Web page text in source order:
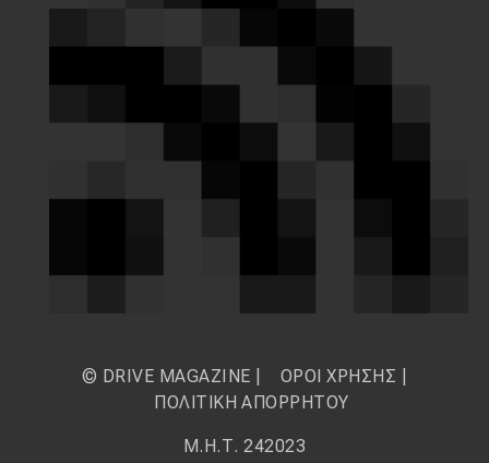
© DRIVE MAGAZINE | ΟΡΟΙ ΧΡΗΣΗΣ
ΠΟΛΙΤΙΚΗ ΑΠΟΡΡΗΤΟΥ
Μ.Η.Τ. 242023